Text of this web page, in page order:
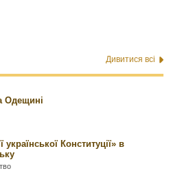
Дивитися всі
Одещині
української Конституції» в